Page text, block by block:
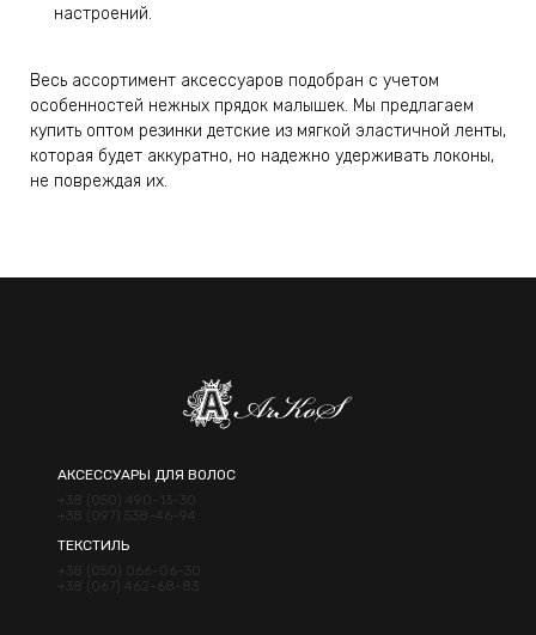
настроений.
Весь ассортимент аксессуаров подобран с учетом
особенностей нежных прядок малышек. Мы предлагаем
купить оптом резинки детские из мягкой эластичной ленты,
которая будет аккуратно, но надежно удерживать локоны,
не повреждая их.
АКСЕССУАРЫ ДЛЯ ВОЛОС
+38 (050) 490-13-30
+38 (097) 538-46-94
ТЕКСТИЛЬ
+38 (050) 066-06-30
+38 (067) 462-68-83